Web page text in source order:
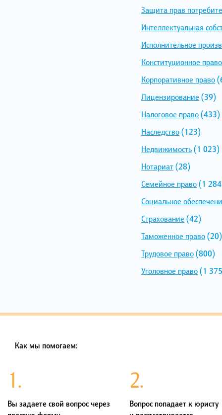
Защита прав
Интеллектуальная
Исполнительное
Конституционное право
Корпоративное право
Лицензирование (39)
Налоговое право(433)
Наследство(123)
Недвижимость(1 023)
Нотариат(28)
Семейное право(1
Социальное
Страхование (42)
Таможенное право(20)
Трудовое право(800)
Уголовное право(1
Как мы помогаем:
1.
Вы задаете свой вопрос через
2.
Вопрос попадает к юристу